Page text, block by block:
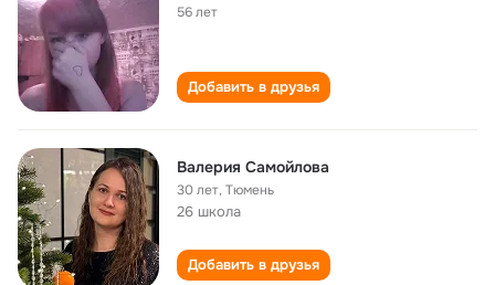
56 лет
Добавить в друзья
Валерия Самойлова
30 лет,Тюмень
26 школа
Добавить в друзья